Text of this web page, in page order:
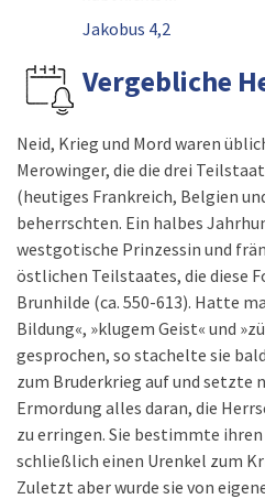
Jakobus 4,2
Vergebliche
Neid, Krieg und Mord waren
Merowinger, die die drei
(heutiges Frankreich, Belgien
beherrschten. Ein halbes
westgotische Prinzessin und
östlichen Teilstaates, die diese
Brunhilde (ca. 550-613). Hatte
Bildung«, »klugem Geist« und
gesprochen, so stachelte sie
zum Bruderkrieg auf und setzte
Ermordung alles daran, die
zu erringen. Sie bestimmte ihren
schließlich einen Urenkel zum
Zuletzt aber wurde sie von